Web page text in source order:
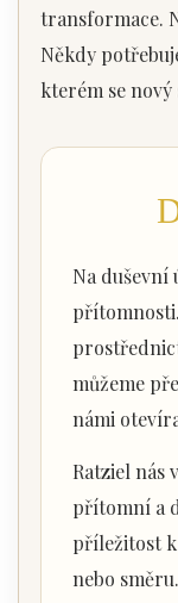
transformace.
Někdy
kterém se
Na duševní
můžeme
námi
Ratziel nás
přítomní a
příležitost
nebo směru.